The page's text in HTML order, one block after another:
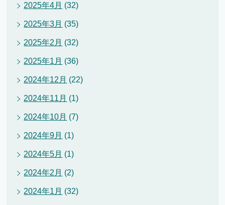
2025年4月 (32)
2025年3月 (35)
2025年2月 (32)
2025年1月 (36)
2024年12月 (22)
2024年11月 (1)
2024年10月 (7)
2024年9月 (1)
2024年5月 (1)
2024年2月 (2)
2024年1月 (32)